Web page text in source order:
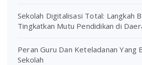
Sekolah Digitalisasi Total: Langkah
Tingkatkan Mutu Pendidikan di
Peran Guru Dan Keteladanan Yang
Sekolah